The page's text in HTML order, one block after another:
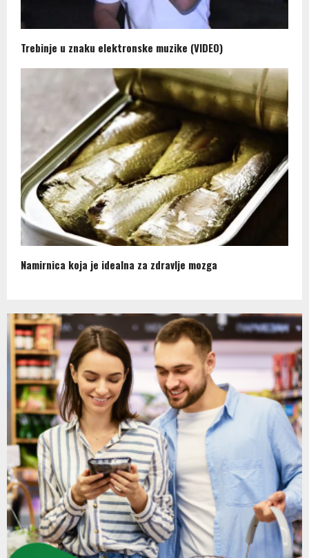
Trebinje u znaku elektronske muzike (VIDEO)
Namirnica koja je idealna za zdravlje mozga